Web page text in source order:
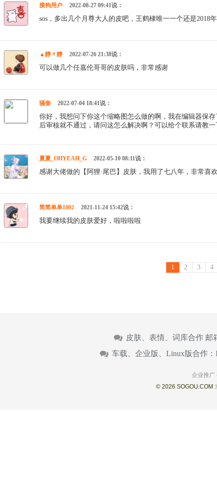
搜狗用户 2022-08-27 09:41说：
sos，多出几个月尊大人的皮吧，王鹤棣唯一一个还是2018
▲靜〃靜 2022-07-26 21:38说：
可以做几个任嘉伦哥哥的皮肤吗，非常感谢
骚奎 2022-07-04 18:41说：
你好，我想问下你这个缩略图怎么做的啊，我在编辑器保
后审核就不通过，请问这怎么解决啊？可以给个联系请教一
夏夏_OHYEAH_G 2022-05-10 08:11说：
感谢大佬做的【阿狸·尾巴】皮肤，我用了七八年，非常喜
简简单单1002 2021-11-24 15:42说：
我要继续我的皮肤爱好，啦啦啦啦
1 2 3 4
皮肤、表情、词库合作 邮
车载、企业版、Linux版合作：
企业推广
© 2026 SOGOU.COM